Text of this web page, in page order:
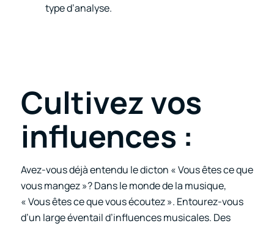
type d’analyse.
Cultivez vos
influences :
Avez-vous déjà entendu le dicton « Vous êtes ce que
vous mangez »? Dans le monde de la musique,
« Vous êtes ce que vous écoutez ». Entourez-vous
d’un large éventail d’influences musicales. Des